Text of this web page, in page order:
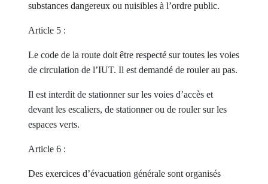
substances dangereux ou nuisibles à l’ordre public.
Article 5 :
Le code de la route doit être respecté sur toutes les voies
de circulation de l’IUT. Il est demandé de rouler au pas.
Il est interdit de stationner sur les voies d’accès et
devant les escaliers, de stationner ou de rouler sur les
espaces verts.
Article 6 :
Des exercices d’évacuation générale sont organisés